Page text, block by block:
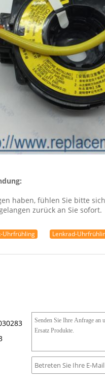
haben, fühlen Sie bitte
zurück an Sie sofort.
Uhrfrühling Lenkrad-